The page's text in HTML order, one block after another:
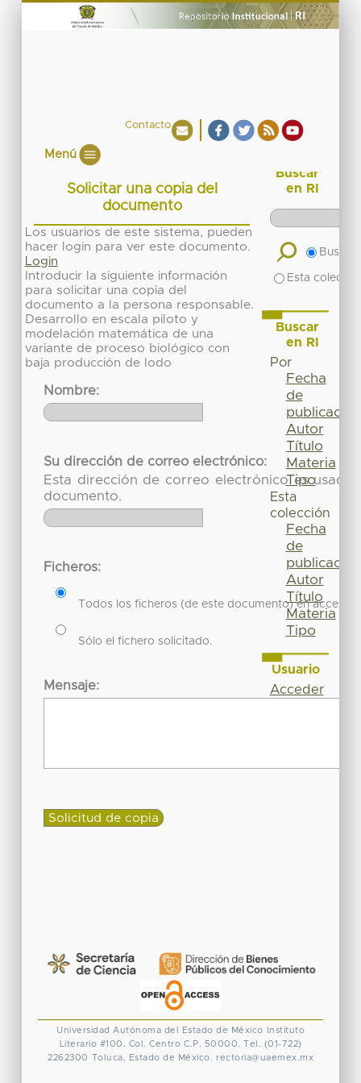
Contacto
Menú
Solicitar una copia del
documento
Los usuarios de este sistema, pueden
hacer login para ver este documento.
Login
Introducir la siguiente información
para solicitar una copia del
documento a la persona responsable.
Desarrollo en escala piloto y
modelación matemática de una
variante de proceso biológico con
baja producción de lodo
Nombre:
Su dirección de correo electrónico:
Esta dirección de correo electrónico es usada
documento.
Ficheros:
Todos los ficheros (de este documento) en acceso
Sólo el fichero solicitado.
Mensaje:
Buscar
en RI
Buscar
Esta
Buscar
en RI
Por
Fecha
de
publicación
Autor
Título
Materia
Tipo
Esta
colección
Fecha
de
publicación
Autor
Título
Materia
Tipo
Usuario
Acceder
Universidad Autónoma del Estado de México
Instituto
Literario #100. Col. Centro C.P. 50000. Tel. (01-722)
2262300 Toluca, Estado de México. rectoria@uaemex.mx